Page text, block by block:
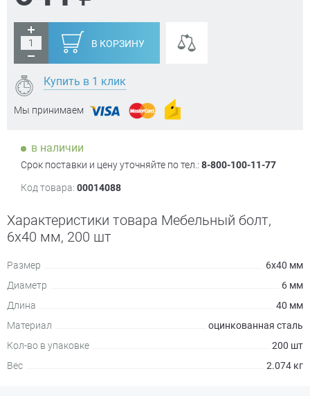
В КОРЗИНУ
Купить в 1 клик
Мы принимаем
в наличии
Срок поставки и цену уточняйте по тел.: 8-800-100-11-77
Код товара: 00014088
Характеристики товара Мебельный болт,
6х40 мм, 200 шт
Размер
6х40 мм
Диаметр
6 мм
Длина
40 мм
Материал
оцинкованная сталь
Кол-во в упаковке
200 шт
Вес
2.074 кг